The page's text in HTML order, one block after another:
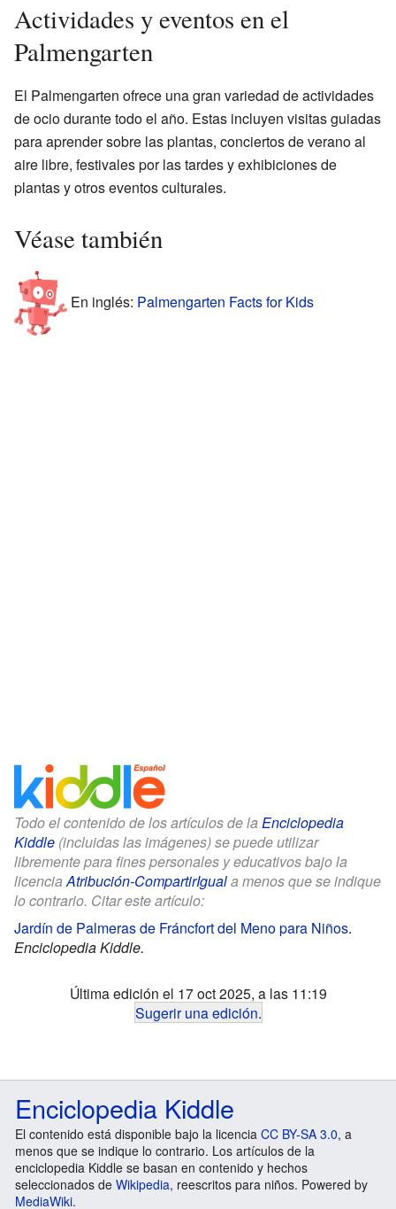
Actividades y eventos en el
Palmengarten
El Palmengarten ofrece una gran variedad de actividades
de ocio durante todo el año. Estas incluyen visitas guiadas
para aprender sobre las plantas, conciertos de verano al
aire libre, festivales por las tardes y exhibiciones de
plantas y otros eventos culturales.
Véase también
En inglés: Palmengarten Facts for Kids
Todo el contenido de los artículos de la Enciclopedia
Kiddle (incluidas las imágenes) se puede utilizar
libremente para fines personales y educativos bajo la
licencia Atribución-CompartirIguala menos que se indique
lo contrario. Citar este artículo:
Jardín de Palmeras de Fráncfort del Meno para Niños.
Enciclopedia Kiddle.
Última edición el 17 oct 2025, a las 11:19
Sugerir una edición.
Enciclopedia Kiddle
El contenido está disponible bajo la licencia CC BY-SA 3.0, a
menos que se indique lo contrario. Los artículos de la
enciclopedia Kiddle se basan en contenido y hechos
seleccionados de Wikipedia, reescritos para niños. Powered by
MediaWiki.